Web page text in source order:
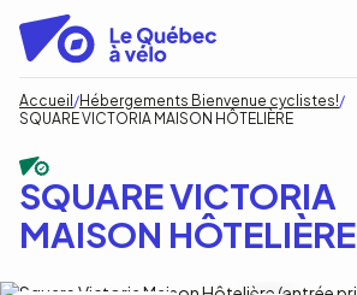
contenu
principal
Fil
Accueil
Hébergements Bienvenue cyclistes!
SQUARE VICTORIA MAISON HÔTELIÈRE
SQUARE VICTORIA
MAISON HÔTELIÈRE